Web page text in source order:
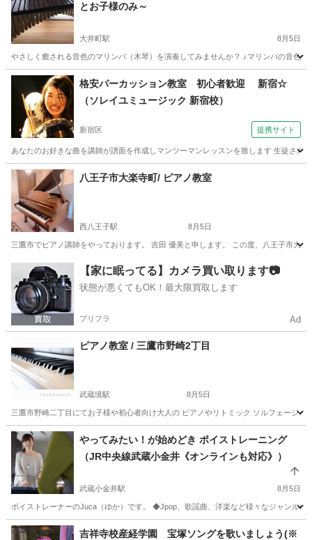
とお子様のみ～
大井町駅 8月5日
やさしく癒される音色のマリンバ（木琴）を演奏してみませんか？ ♪マリンバの音色
東京 品川区 大井町駅 マリンバ
格安パーカッション教室 初心者歓迎 新宿☆
（ソレイユミュージック 新宿校）
新宿区 提携サイト
あなたのお好きな曲を講師が譜面を作成しマンツーマンレッスンを致します 生徒さ
東京 新宿区 その他
八王子市大楽寺町/ ピアノ教室
西八王子駅 8月5日
三鷹市でピアノ講師をやっております。 吉田 優美と申します。 この度、八王子市大
八王子市 西八王子駅 ピアノ レッスン
【家に眠ってる】カメラ買い取ります📷
状態が悪くてもOK！最大限買取します
プリフラ Ad
ピアノ教室 / 三鷹市野崎2丁目
武蔵境駅 8月5日
三鷹市野崎二丁目にてお子様や初心者向け大人の ピアノやリトミック ソルフェージ
東京 三鷹市 武蔵境駅 音楽 音楽教室
やってみたい！が始めどき ボイストレーニング
（JR中央線武蔵小金井《オンラインも対応》）
武蔵小金井駅 8月5日
ボイストレーナーのJuca（ゆか）です。 ◆Jpop、歌謡曲、洋楽など様々なジャンル
東京 小金井市 武蔵小金井駅 ボーカル レッスン
吉祥寺校産経学園 宝塚ソングを歌いましょう(※